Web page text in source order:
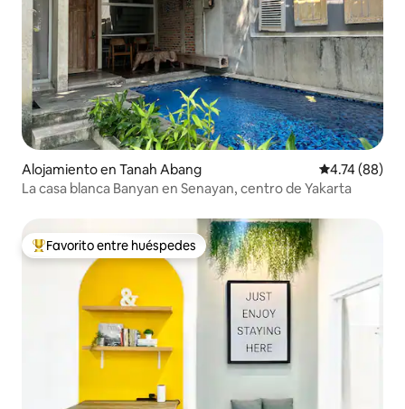
Alojamiento en Tanah Abang Calificación
4.74 (88)
La casa blanca Banyan en Senayan, centro de Yakarta
Favorito entre huéspedes preferido
Favorito entre huéspedes